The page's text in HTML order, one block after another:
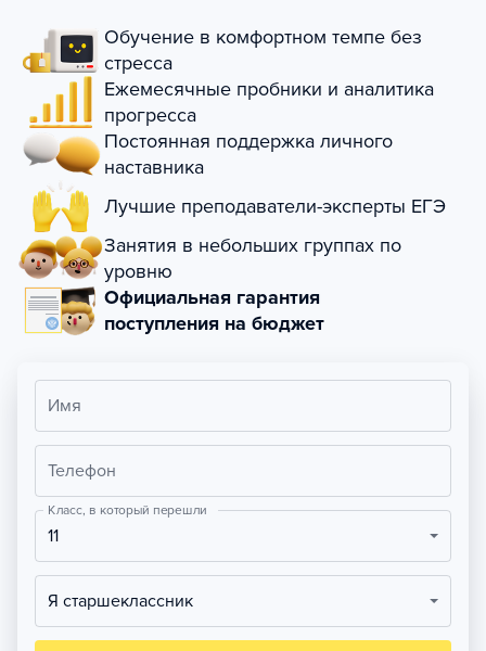
Обучение в комфортном темпе без
стресса
Ежемесячные пробники и аналитика
прогресса
Постоянная поддержка личного
наставника
Лучшие преподаватели-эксперты ЕГЭ
Занятия в небольших группах по
уровню
Официальная гарантия
поступления на бюджет
Имя
Телефон
Класс, в который перешли
11
Я старшеклассник